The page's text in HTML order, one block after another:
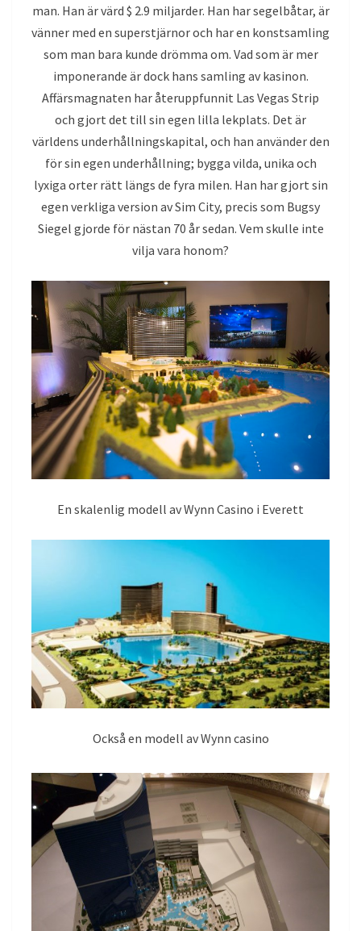
man. Han är värd $ 2.9 miljarder. Han har segelbåtar, är
vänner med en superstjärnor och har en konstsamling
som man bara kunde drömma om. Vad som är mer
imponerande är dock hans samling av kasinon.
Affärsmagnaten har återuppfunnit Las Vegas Strip
och gjort det till sin egen lilla lekplats. Det är
världens underhållningskapital, och han använder den
för sin egen underhållning; bygga vilda, unika och
lyxiga orter rätt längs de fyra milen. Han har gjort sin
egen verkliga version av Sim City, precis som Bugsy
Siegel gjorde för nästan 70 år sedan. Vem skulle inte
vilja vara honom?
En skalenlig modell av Wynn Casino i Everett
Också en modell av Wynn casino